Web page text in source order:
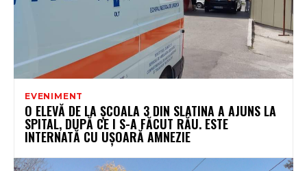
EVENIMENT
O ELEVĂ DE LA ȘCOALA 3 DIN SLATINA A AJUNS LA
SPITAL, DUPĂ CE I S-A FĂCUT RĂU. ESTE
INTERNATĂ CU UȘOARĂ AMNEZIE